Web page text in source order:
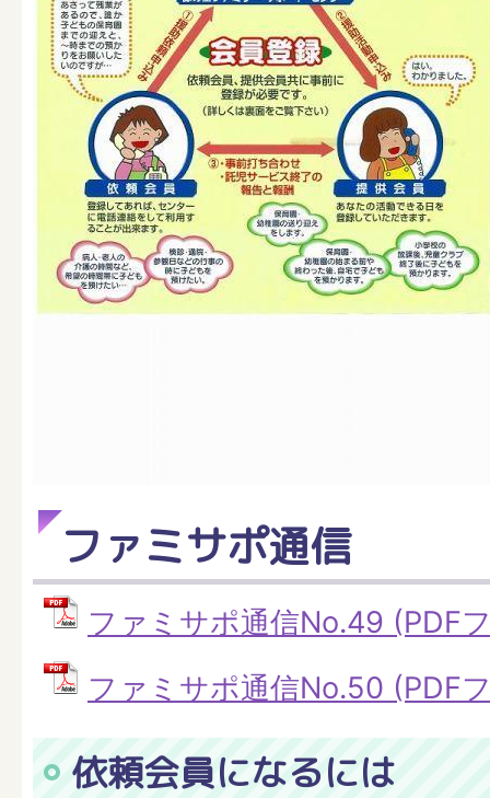
ファミサポ通信
ファミサポ通信No.49 (PDF
ファミサポ通信No.50 (PDF
依頼会員になるには